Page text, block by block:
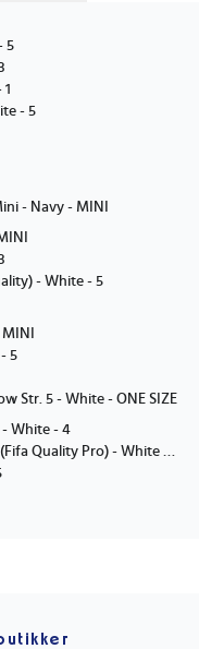
5
- 5
- Navy - MINI
- White - 5
5
Str. 5 - White - ONE SIZE
- White - 4